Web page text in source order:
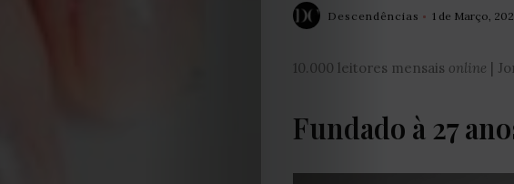
Descendências 1 de Março,
10.000 leitores mensais online |
Fundado à 27